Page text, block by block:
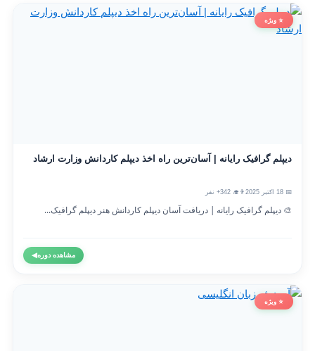
⭐ ویژه
دیپلم گرافیک رایانه | آسان‌ترین راه اخذ دیپلم کاردانش وزارت ارشاد
👨‍🎓 342+ نفر
🎨 دیپلم گرافیک رایانه | دریافت آسان دیپلم کاردانش هنر دیپلم گرافیک...
مشاهده دوره◀
⭐ ویژه